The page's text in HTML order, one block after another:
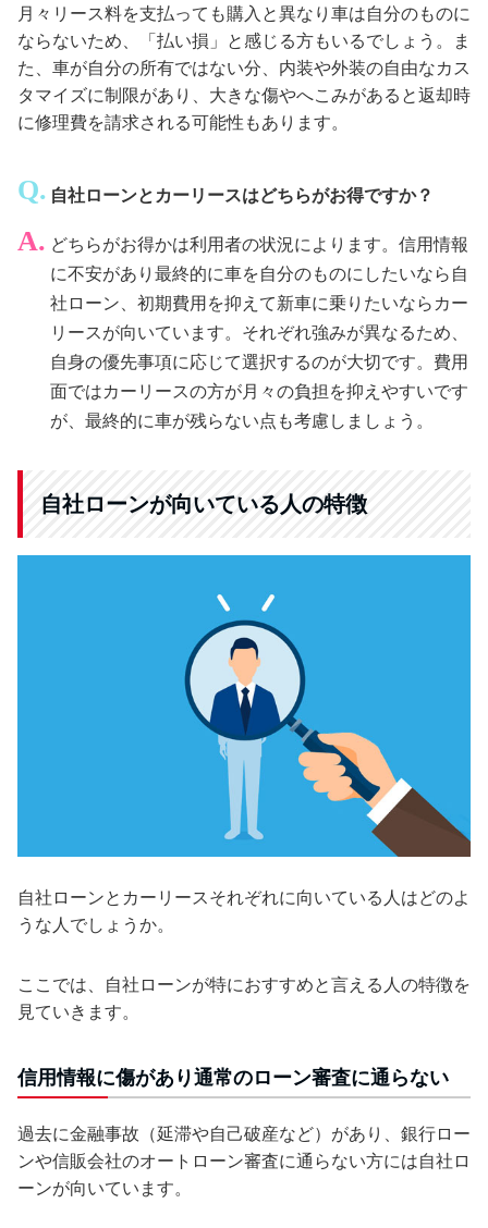
月々リース料を支払っても購入と異なり車は自分のものに
ならないため、「払い損」と感じる方もいるでしょう。ま
た、車が自分の所有ではない分、内装や外装の自由なカス
タマイズに制限があり、大きな傷やへこみがあると返却時
に修理費を請求される可能性もあります。
自社ローンとカーリースはどちらがお得ですか？
どちらがお得かは利用者の状況によります。信用情報
に不安があり最終的に車を自分のものにしたいなら自
社ローン、初期費用を抑えて新車に乗りたいならカー
リースが向いています。それぞれ強みが異なるため、
自身の優先事項に応じて選択するのが大切です。費用
面ではカーリースの方が月々の負担を抑えやすいです
が、最終的に車が残らない点も考慮しましょう。
自社ローンが向いている人の特徴
自社ローンとカーリースそれぞれに向いている人はどのよ
うな人でしょうか。
ここでは、自社ローンが特におすすめと言える人の特徴を
見ていきます。
信用情報に傷があり通常のローン審査に通らない
過去に金融事故（延滞や自己破産など）があり、銀行ロー
ンや信販会社のオートローン審査に通らない方には自社ロ
ーンが向いています。